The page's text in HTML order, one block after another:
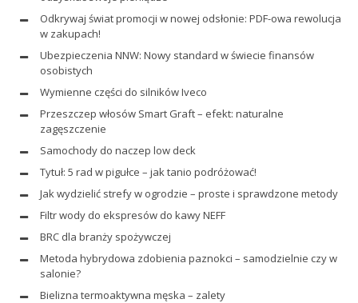
Odkrywaj świat promocji w nowej odsłonie: PDF-owa rewolucja
w zakupach!
Ubezpieczenia NNW: Nowy standard w świecie finansów
osobistych
Wymienne części do silników Iveco
Przeszczep włosów Smart Graft – efekt: naturalne
zagęszczenie
Samochody do naczep low deck
Tytuł: 5 rad w pigułce – jak tanio podróżować!
Jak wydzielić strefy w ogrodzie – proste i sprawdzone metody
Filtr wody do ekspresów do kawy NEFF
BRC dla branży spożywczej
Metoda hybrydowa zdobienia paznokci – samodzielnie czy w
salonie?
Bielizna termoaktywna męska – zalety